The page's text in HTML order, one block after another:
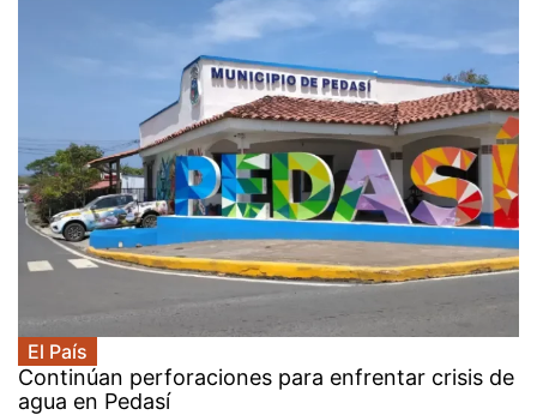
El País
Continúan perforaciones para enfrentar crisis de
agua en Pedasí